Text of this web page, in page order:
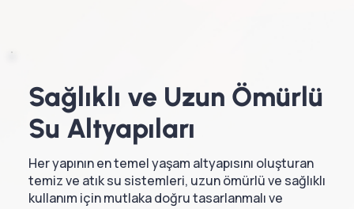
Sağlıklı ve Uzun Ömürlü
Su Altyapıları
Her yapının en temel yaşam altyapısını oluşturan
temiz ve atık su sistemleri, uzun ömürlü ve sağlıklı
kullanım için mutlaka doğru tasarlanmalı ve